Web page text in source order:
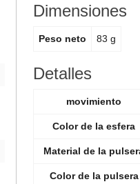
Dimensiones
Peso neto 83 g
Detalles
movimiento
Color de la esfera
Material de la
Color de la pulsera